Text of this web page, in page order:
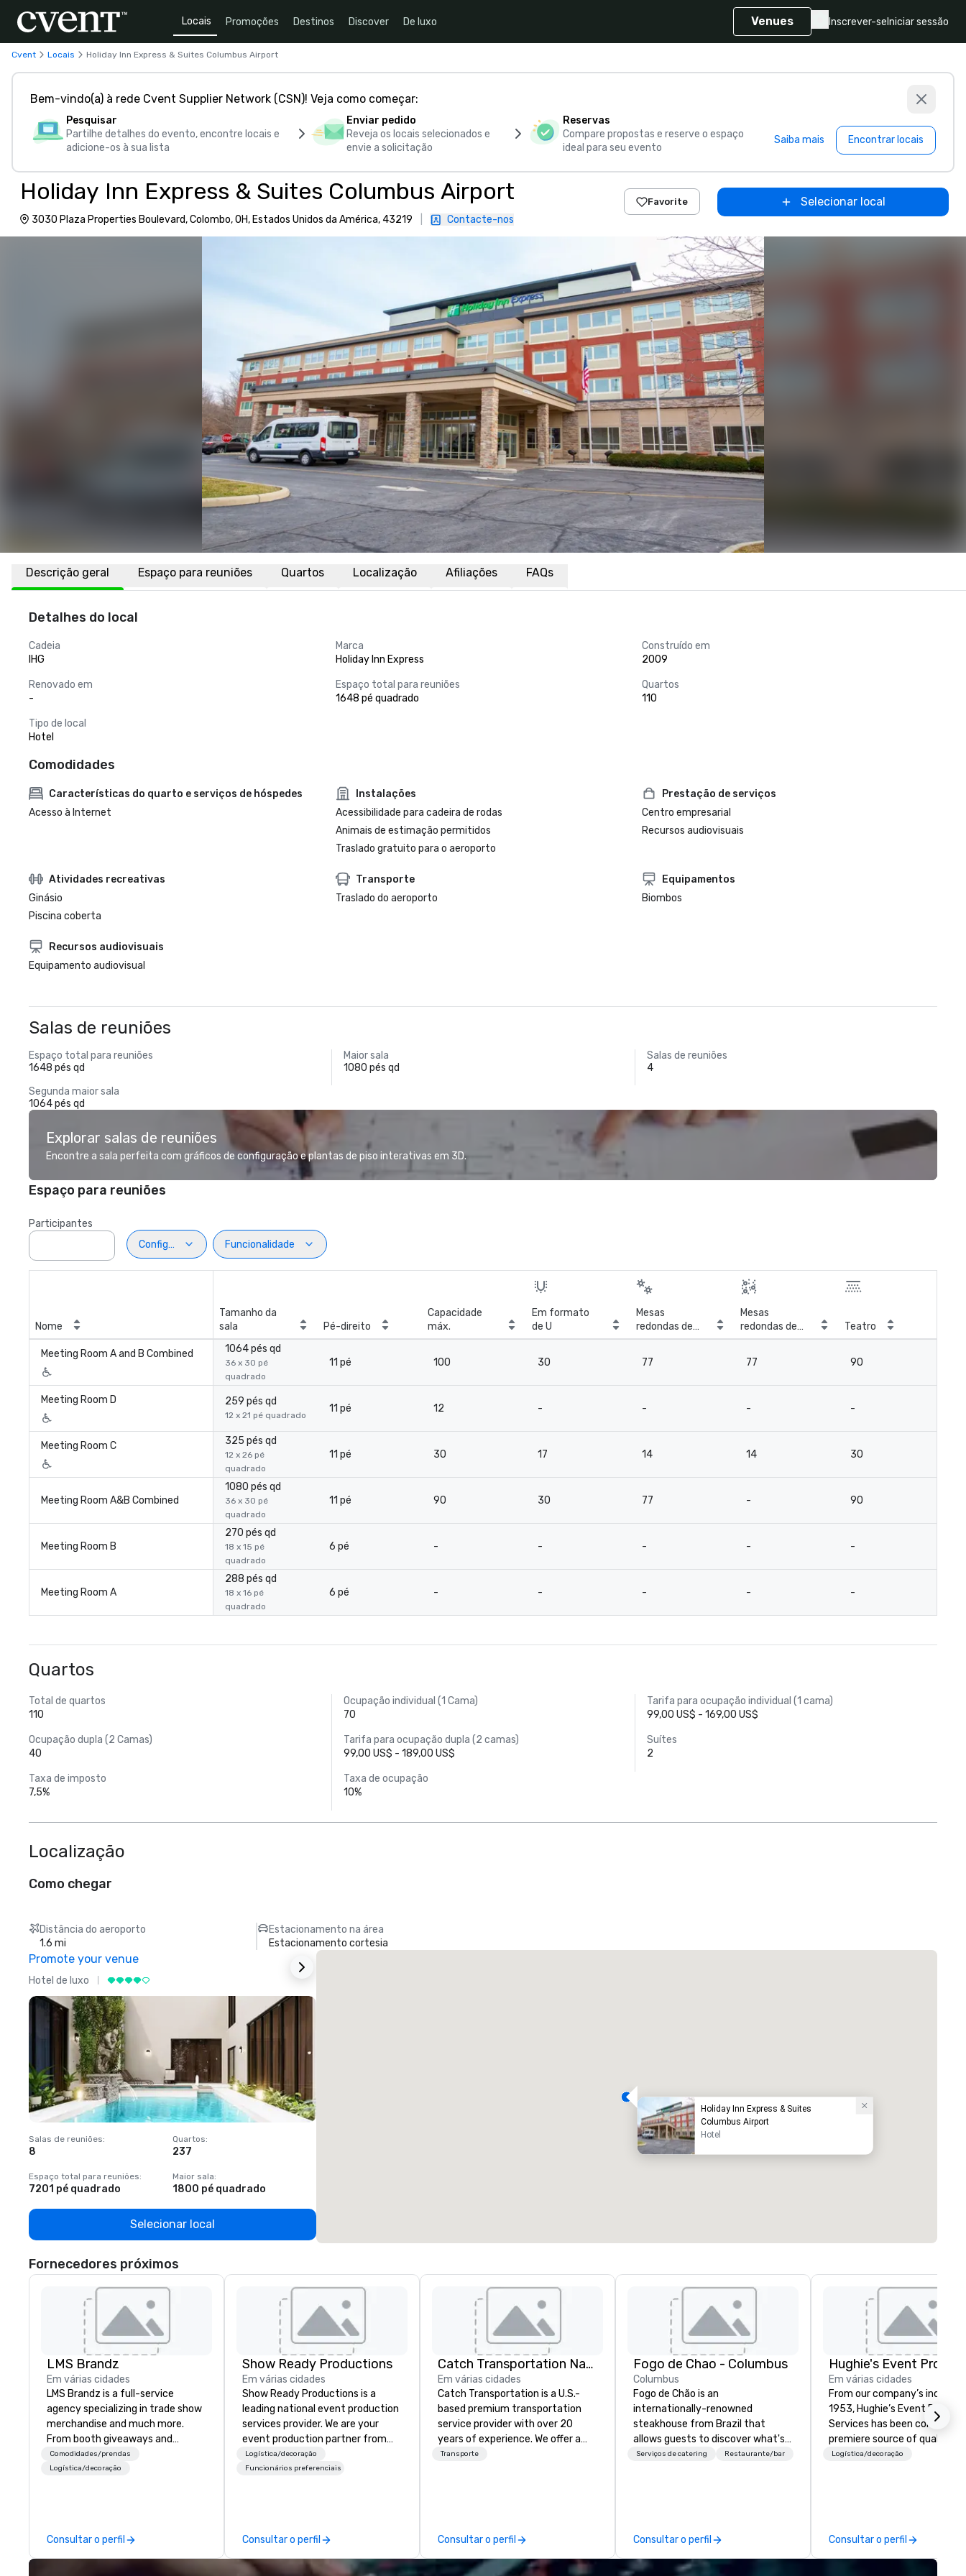
Locais Promoções Destinos Discover De luxo Venues Inscrever-se Iniciar sessão
Cvent Locais Holiday Inn Express & Suites Columbus Airport
Bem-vindo(a) à rede Cvent Supplier Network (CSN)! Veja como começar:
Pesquisar
Partilhe detalhes do evento, encontre locais e
adicione-os à sua lista
Enviar pedido
Reveja os locais selecionados e
envie a solicitação
Reservas
Compare propostas e reserve o espaço
ideal para seu evento
Saiba mais Encontrar locais
Holiday Inn Express & Suites Columbus Airport
3030 Plaza Properties Boulevard, Colombo, OH, Estados Unidos da América, 43219 Contacte-nos
Favorite Selecionar local
Descrição geral Espaço para reuniões Quartos Localização Afiliações FAQs
Detalhes do local
Cadeia
IHG
Marca
Holiday Inn Express
Construído em
2009
Renovado em
-
Espaço total para reuniões
1648 pé quadrado
Quartos
110
Tipo de local
Hotel
Comodidades
Características do quarto e serviços de hóspedes
Acesso à Internet
Instalações
Acessibilidade para cadeira de rodas
Animais de estimação permitidos
Traslado gratuito para o aeroporto
Prestação de serviços
Centro empresarial
Recursos audiovisuais
Atividades recreativas
Ginásio
Piscina coberta
Transporte
Traslado do aeroporto
Equipamentos
Biombos
Recursos audiovisuais
Equipamento audiovisual
Salas de reuniões
Espaço total para reuniões
1648 pés qd
Maior sala
1080 pés qd
Salas de reuniões
4
Segunda maior sala
1064 pés qd
Explorar salas de reuniões
Encontre a sala perfeita com gráficos de configuração e plantas de piso interativas em 3D.
Espaço para reuniões
Participantes
Configuração
Funcionalidade
Nome
Tamanho da
sala
Pé-direito
Capacidade
máx.
Em formato
de U
Mesas
redondas de
banquete
Mesas
redondas de
coquetel
Teatro
Meeting Room A and B Combined 1064 pés qd
36 x 30 pé
quadrado
11 pé 100 30 77 77 90
Meeting Room D 259 pés qd
12 x 21 pé quadrado
11 pé 12 - - - -
Meeting Room C 325 pés qd
12 x 26 pé
quadrado
11 pé 30 17 14 14 30
Meeting Room A&B Combined
1080 pés qd
36 x 30 pé
quadrado
11 pé 90 30 77 - 90
Meeting Room B
270 pés qd
18 x 15 pé
quadrado
6 pé - - - - -
Meeting Room A
288 pés qd
18 x 16 pé
quadrado
6 pé - - - - -
Quartos
Total de quartos
110
Ocupação individual (1 Cama)
70
Tarifa para ocupação individual (1 cama)
99,00 US$ - 169,00 US$
Ocupação dupla (2 Camas)
40
Tarifa para ocupação dupla (2 camas)
99,00 US$ - 189,00 US$
Suítes
2
Taxa de imposto
7,5%
Taxa de ocupação
10%
Localização
Como chegar
Distância do aeroporto
1.6 mi
Estacionamento na área
Estacionamento cortesia
Promote your venue
Hotel de luxo
Salas de reuniões:
8
Quartos:
237
Espaço total para reuniões:
7201 pé quadrado
Maior sala:
1800 pé quadrado
Selecionar local
Holiday Inn Express & Suites
Columbus Airport
Hotel
Fornecedores próximos
LMS Brandz
Em várias cidades
LMS Brandz is a full-service
agency specializing in trade show
merchandise and much more.
From booth giveaways and
branded apparel to executive
gifting, displays, banners, signage,
choose from, our 20+ years of
industry experience and
Comodidades/prendas
Logística/decoração
Consultar o perfil
Show Ready Productions
Em várias cidades
Show Ready Productions is a
leading national event production
services provider. We are your
event production partner from
start to finish. Our team is
dedicated to making sure we
Logística/decoração
Funcionários preferenciais
Consultar o perfil
Catch Transportation Nationwide
Em várias cidades
Catch Transportation is a U.S.-
based premium transportation
service provider with over 20
years of experience. We offer a
wide range of travel solutions —
group trips. We are known for our
diverse fleet, nationwide service,
Transporte
Consultar o perfil
Fogo de Chao - Columbus
Columbus
Fogo de Chão is an
internationally-renowned
steakhouse from Brazil that
allows guests to discover what's
next at every turn. Founded in
cultural dining experience of
discovery.
Serviços de catering Restaurante/bar
Consultar o perfil
Em várias cidades
From our company’s
1953, Hughie’s Event
Services has been
premiere source of quality
production service and
are able to serve clients
as well as locally. Hughie’s has
Logística/decoração
Consultar o perfil